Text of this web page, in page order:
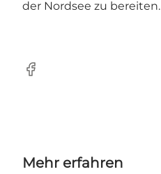
der Nordsee zu bereiten.
Facebook
Mehr erfahren